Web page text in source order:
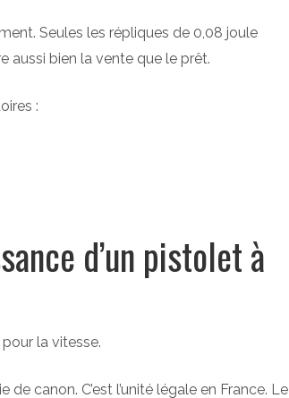
Seules les répliques de 0,08 joule
aussi bien la vente que le prêt.
:
d’un pistolet à
la vitesse.
canon. C’est l’unité légale en France. Le